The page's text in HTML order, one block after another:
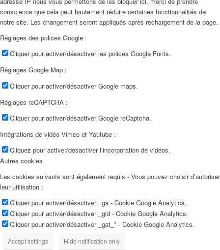
conscience que cela peut hautement réduire certaines fonctionnalités de
notre site. Les changement seront appliqués après rechargement de la page.
Réglages des polices Google :
Cliquer pour activer/désactiver les polices Google Fonts.
Réglages Google Map :
Cliquer pour activer/désactiver Google maps.
Réglages reCAPTCHA :
Cliquer pour activer/désactiver Google reCaptcha.
Intégrations de vidéo Vimeo et Youtube :
Cliquez pour activer/désactiver l’incorporation de vidéos.
Autres cookies
Les cookies suivants sont également requis - Vous pouvez choisir d’autoriser
leur utilisation :
Cliquer pour activer/désactiver _ga - Cookie Google Analytics.
Cliquer pour activer/désactiver _gid - Cookie Google Analytics.
Cliquer pour activer/désactiver _gat_* - Cookie Google Analytics.
Accept settings Hide notification only